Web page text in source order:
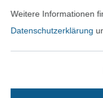
Bestellung
Weitere Informationen
Datenschutzerklärung